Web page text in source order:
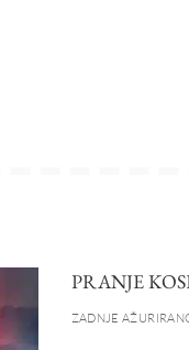
PRANJE
ZADNJE